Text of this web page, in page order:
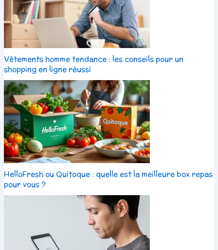
Vêtements homme tendance : les conseils pour un
shopping en ligne réussi
HelloFresh ou Quitoque : quelle est la meilleure box repas
pour vous ?